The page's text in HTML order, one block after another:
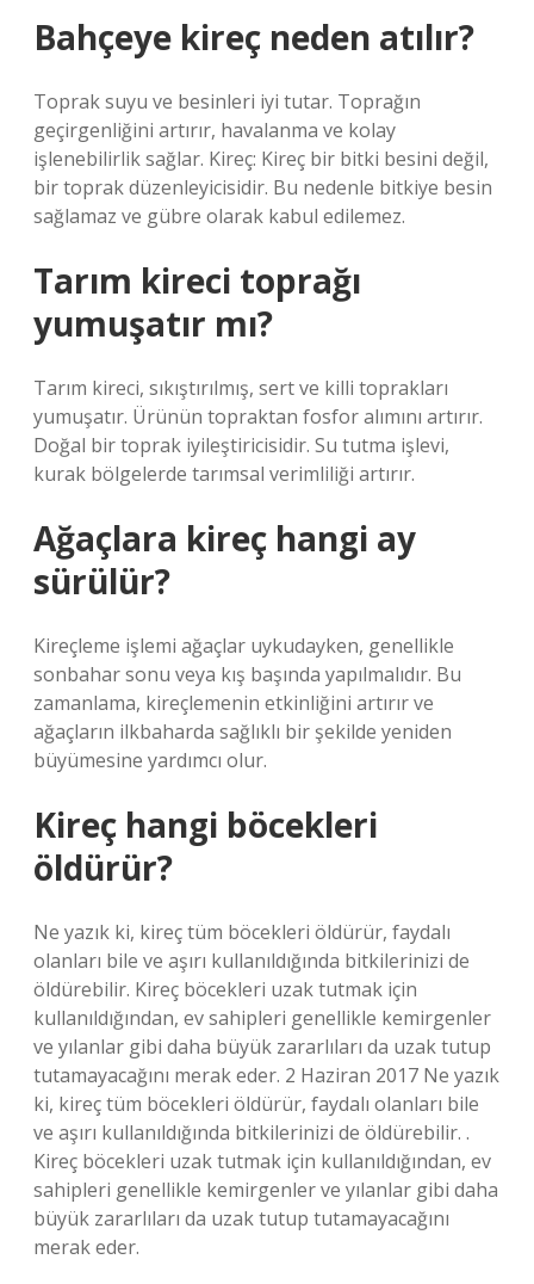
Bahçeye kireç neden atılır?
Toprak suyu ve besinleri iyi tutar. Toprağın
geçirgenliğini artırır, havalanma ve kolay
işlenebilirlik sağlar. Kireç: Kireç bir bitki besini değil,
bir toprak düzenleyicisidir. Bu nedenle bitkiye besin
sağlamaz ve gübre olarak kabul edilemez.
Tarım kireci toprağı
yumuşatır mı?
Tarım kireci, sıkıştırılmış, sert ve killi toprakları
yumuşatır. Ürünün topraktan fosfor alımını artırır.
Doğal bir toprak iyileştiricisidir. Su tutma işlevi,
kurak bölgelerde tarımsal verimliliği artırır.
Ağaçlara kireç hangi ay
sürülür?
Kireçleme işlemi ağaçlar uykudayken, genellikle
sonbahar sonu veya kış başında yapılmalıdır. Bu
zamanlama, kireçlemenin etkinliğini artırır ve
ağaçların ilkbaharda sağlıklı bir şekilde yeniden
büyümesine yardımcı olur.
Kireç hangi böcekleri
öldürür?
Ne yazık ki, kireç tüm böcekleri öldürür, faydalı
olanları bile ve aşırı kullanıldığında bitkilerinizi de
öldürebilir. Kireç böcekleri uzak tutmak için
kullanıldığından, ev sahipleri genellikle kemirgenler
ve yılanlar gibi daha büyük zararlıları da uzak tutup
tutamayacağını merak eder. 2 Haziran 2017 Ne yazık
ki, kireç tüm böcekleri öldürür, faydalı olanları bile
ve aşırı kullanıldığında bitkilerinizi de öldürebilir. .
Kireç böcekleri uzak tutmak için kullanıldığından, ev
sahipleri genellikle kemirgenler ve yılanlar gibi daha
büyük zararlıları da uzak tutup tutamayacağını
merak eder.